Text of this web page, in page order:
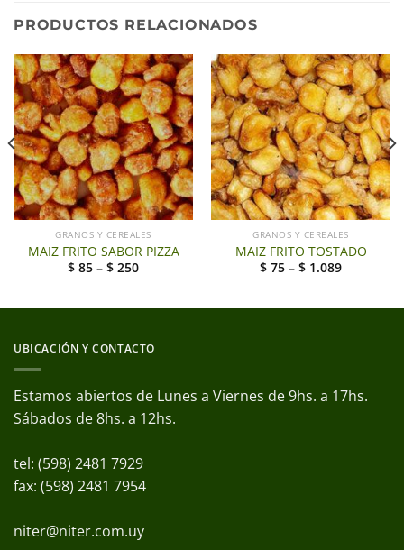
PRODUCTOS RELACIONADOS
GRANOS Y CEREALES
MAIZ FRITO SABOR PIZZA
$ 85 – $ 250
GRANOS Y CEREALES
MAIZ FRITO TOSTADO
$ 75 – $ 1.089
UBICACIÓN Y CONTACTO
Estamos abiertos de Lunes a Viernes de 9hs. a 17hs.
Sábados de 8hs. a 12hs.
tel: (598) 2481 7929
fax: (598) 2481 7954
niter@niter.com.uy